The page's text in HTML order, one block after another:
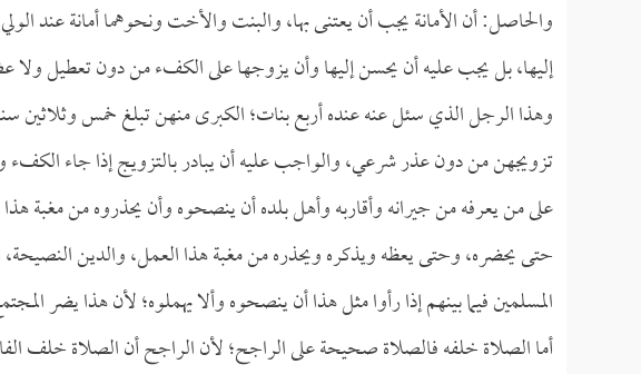
والحاصل: أن الأمانة يجب أن يعتنى بها، والبنت والأخت ونحوهما أمانة عند
إليها، بل يجب عليه أن يحسن إليها وأن يزوجها على الكفء من دون تعطيل ولا
وهذا الرجل الذي سئل عنه عنده أربع بنات؛ الكبرى منهن تبلغ خمس وثلاثين
تزويجهن من دون عذر شرعي، والواجب عليه أن يبادر بالتزويج إذا جاء
على من يعرفه من جيرانه وأقاربه وأهل بلده أن ينصحوه وأن يحذروه من مغبة
حتى يحضره، وحتى يعظه ويذكره ويحذره من مغبة هذا العمل، والدين
المسلمين فيما بينهم إذا رأوا مثل هذا أن ينصحوه وألا يهملوه؛ لأن هذا يضر
أما الصلاة خلفه فالصلاة صحيحة على الراجح؛ لأن الراجح أن الصلاة خلف